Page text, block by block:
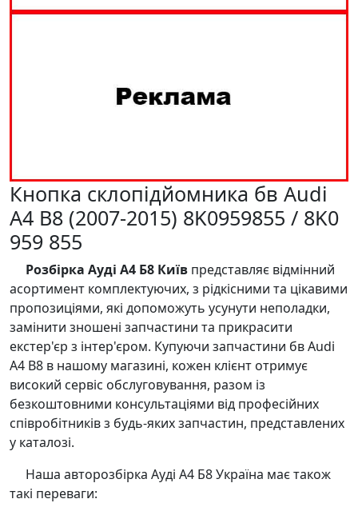
Кнопка склопідйомника бв Audi
A4 B8 (2007-2015) 8K0959855 / 8K0
959 855
Розбірка Ауді А4 Б8 Київ представляє відмінний
асортимент комплектуючих, з рідкісними та цікавими
пропозиціями, які допоможуть усунути неполадки,
замінити зношені запчастини та прикрасити
екстер'єр з інтер'єром. Купуючи запчастини бв Audi
A4 B8 в нашому магазині, кожен клієнт отримує
високий сервіс обслуговування, разом із
безкоштовними консультаціями від професійних
співробітників з будь-яких запчастин, представлених
у каталозі.
Наша авторозбірка Ауді А4 Б8 Україна має також
такі переваги: